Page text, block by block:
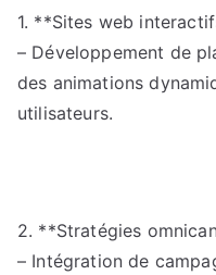
1. **Sites web
– Développement de
des animations
utilisateurs.
2. **Stratégies
– Intégration de